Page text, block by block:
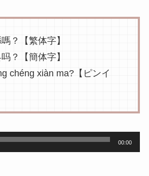
？【繁体字】
？【簡体字】
chéng xiàn ma?【ピンイ
00:00